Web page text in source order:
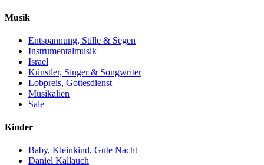
Musik
Entspannung, Stille & Segen
Instrumentalmusik
Israel
Künstler, Singer & Songwriter
Lobpreis, Gottesdienst
Musikalien
Sale
Kinder
Baby, Kleinkind, Gute Nacht
Daniel Kallauch